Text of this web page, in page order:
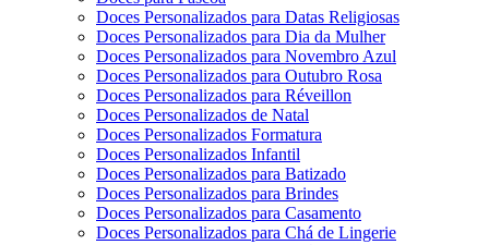
Doces Personalizados para Datas Religiosas
Doces Personalizados para Dia da Mulher
Doces Personalizados para Novembro Azul
Doces Personalizados para Outubro Rosa
Doces Personalizados para Réveillon
Doces Personalizados de Natal
Doces Personalizados Formatura
Doces Personalizados Infantil
Doces Personalizados para Batizado
Doces Personalizados para Brindes
Doces Personalizados para Casamento
Doces Personalizados para Chá de Lingerie